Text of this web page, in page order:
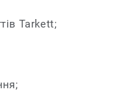
Tarkett;